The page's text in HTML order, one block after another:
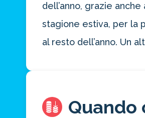
dell’anno, grazie
stagione estiva, per la
al resto dell’anno. Un
Quando